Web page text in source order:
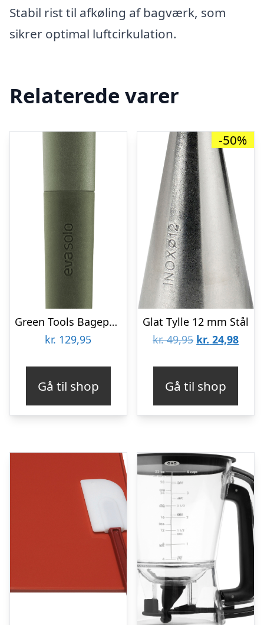
Stabil rist til afkøling af bagværk, som
sikrer optimal luftcirkulation.
Relaterede varer
Green Tools Bagepensel
kr. 129,95
Gå til shop
-50%
Glat Tylle 12 mm Stål
kr.49,95 Den
var:
kr. 49,95.
kr. 24,98Den
kr.
Gå til shop